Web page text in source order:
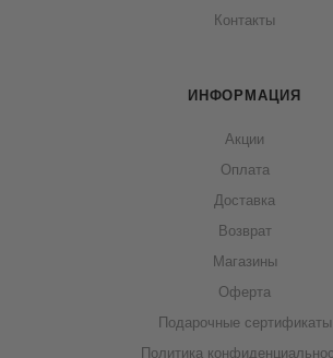
Контакты
ИНФОРМАЦИЯ
Акции
Оплата
Доставка
Возврат
Магазины
Оферта
Подарочные сертификаты
Политика